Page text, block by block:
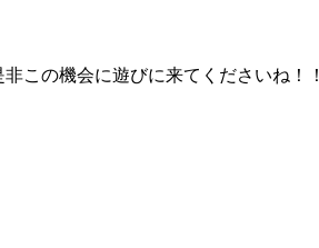
この機会に遊びに来てくださいね！！